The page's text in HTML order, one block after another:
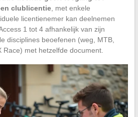
clublicentie, met enkele
licentienemer kan deelnemen
1 tot 4 afhankelijk van zijn
disciplines beoefenen (weg, MTB,
met hetzelfde document.